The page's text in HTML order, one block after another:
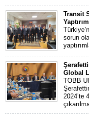
Transit
sorun
Global
TOBB
2024’te